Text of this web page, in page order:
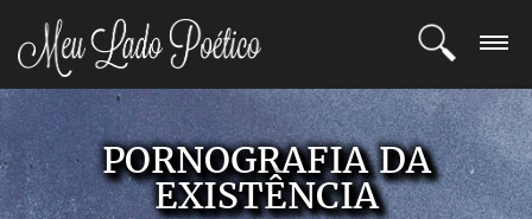
LOGIN
REGISTROPORNOGRAFIA DA
EXISTÊNCIA